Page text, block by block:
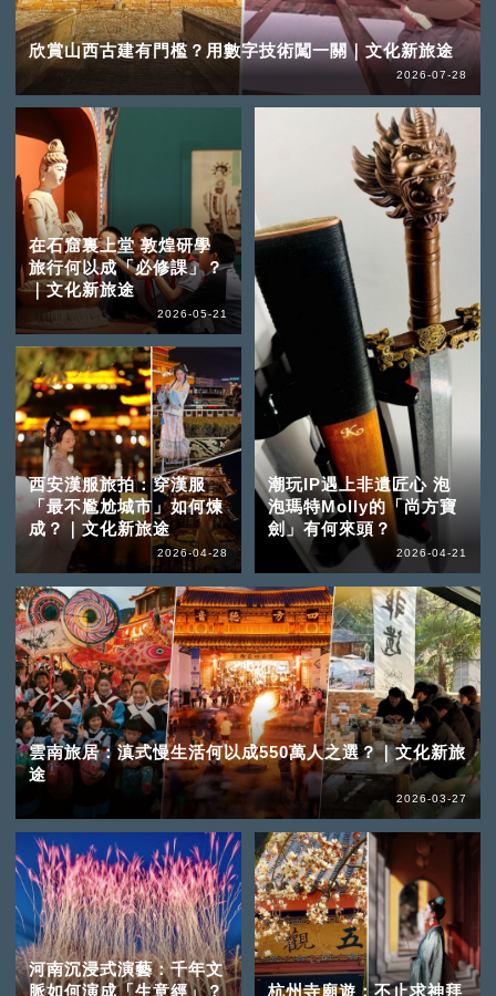
欣賞山西古建有門檻？用數字技術闖一關｜文化新旅途
2026-07-28
在石窟裏上堂 敦煌研學
旅行何以成「必修課」？
｜文化新旅途
2026-05-21
西安漢服旅拍：穿漢服
「最不尷尬城市」如何煉
成？｜文化新旅途
2026-04-28
潮玩IP遇上非遺匠心 泡
泡瑪特Molly的「尚方寶
劍」有何來頭？
2026-04-21
雲南旅居：滇式慢生活何以成550萬人之選？｜文化新旅
途
2026-03-27
河南沉浸式演藝：千年文
脈如何演成「生意經」？
杭州寺廟遊：不止求神拜